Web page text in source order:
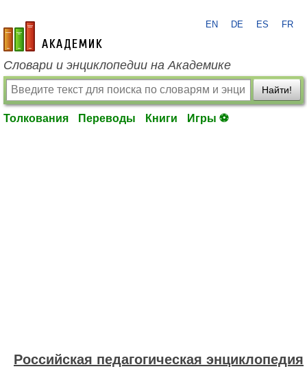
academic.ru
EN DE ES FR
Словари и энциклопедии на Академике
Найти!
Толкования Переводы Книги Игры ⚽
Российская педагогическая энциклопедия